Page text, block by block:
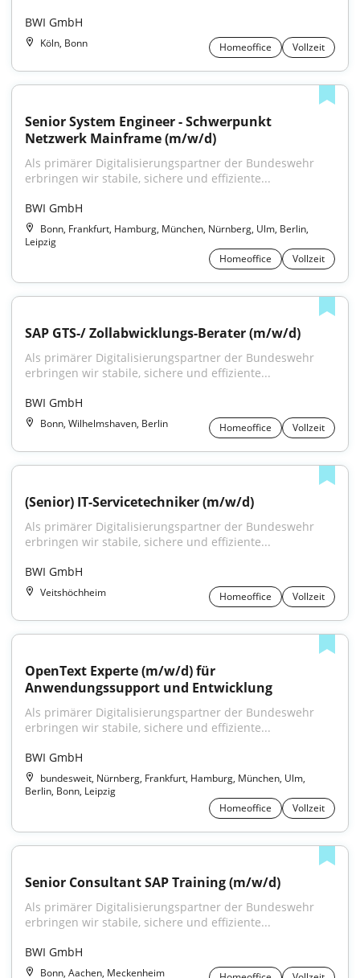
BWI GmbH
Köln, Bonn Homeoffice Vollzeit
Senior System Engineer - Schwerpunkt
Netzwerk Mainframe (m/w/d)
Als primärer Digitalisierungspartner der Bundeswehr
erbringen wir stabile, sichere und effiziente...
BWI GmbH
Bonn, Frankfurt, Hamburg, München, Nürnberg, Ulm, Berlin,
Leipzig
Homeoffice
Vollzeit
SAP GTS-/ Zollabwicklungs-Berater (m/w/d)
Als primärer Digitalisierungspartner der Bundeswehr
erbringen wir stabile, sichere und effiziente...
BWI GmbH
Bonn, Wilhelmshaven, Berlin Homeoffice Vollzeit
(Senior) IT-Servicetechniker (m/w/d)
Als primärer Digitalisierungspartner der Bundeswehr
erbringen wir stabile, sichere und effiziente...
BWI GmbH
Veitshöchheim Homeoffice Vollzeit
OpenText Experte (m/w/d) für
Anwendungssupport und Entwicklung
Als primärer Digitalisierungspartner der Bundeswehr
erbringen wir stabile, sichere und effiziente...
BWI GmbH
bundesweit, Nürnberg, Frankfurt, Hamburg, München, Ulm,
Berlin, Bonn, Leipzig
Homeoffice
Vollzeit
Senior Consultant SAP Training (m/w/d)
Als primärer Digitalisierungspartner der Bundeswehr
erbringen wir stabile, sichere und effiziente...
BWI GmbH
Bonn, Aachen, Meckenheim